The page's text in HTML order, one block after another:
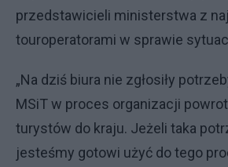
przedstawicieli ministerstwa z
touroperatorami w sprawie
„Na dziś biura nie zgłosiły
MSiT w proces organizacji
turystów do kraju. Jeżeli taka
jesteśmy gotowi użyć do tego